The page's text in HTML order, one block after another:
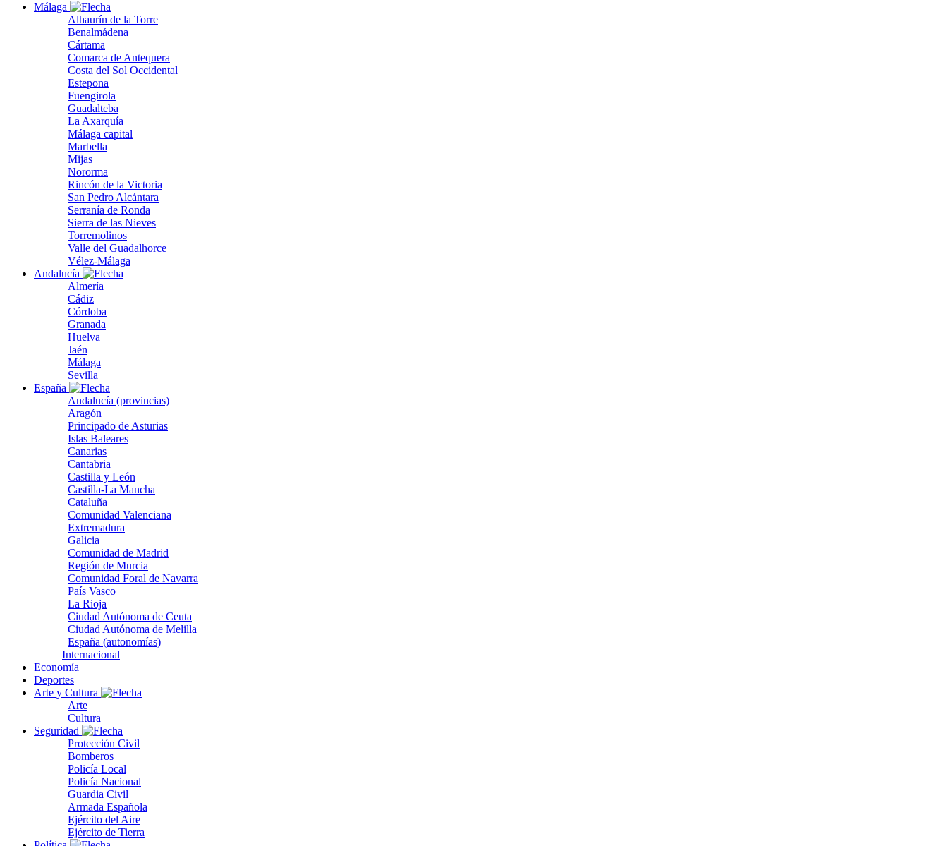
Málaga
Alhaurín de la Torre
Benalmádena
Cártama
Comarca de Antequera
Costa del Sol Occidental
Estepona
Fuengirola
Guadalteba
La Axarquía
Málaga capital
Marbella
Mijas
Nororma
Rincón de la Victoria
San Pedro Alcántara
Serranía de Ronda
Sierra de las Nieves
Torremolinos
Valle del Guadalhorce
Vélez-Málaga
Andalucía
Almería
Cádiz
Córdoba
Granada
Huelva
Jaén
Málaga
Sevilla
España
Andalucía (provincias)
Aragón
Principado de Asturias
Islas Baleares
Canarias
Cantabria
Castilla y León
Castilla-La Mancha
Cataluña
Comunidad Valenciana
Extremadura
Galicia
Comunidad de Madrid
Región de Murcia
Comunidad Foral de Navarra
País Vasco
La Rioja
Ciudad Autónoma de Ceuta
Ciudad Autónoma de Melilla
España (autonomías)
Internacional
Economía
Deportes
Arte y Cultura
Arte
Cultura
Seguridad
Protección Civil
Bomberos
Policía Local
Policía Nacional
Guardia Civil
Armada Española
Ejército del Aire
Ejército de Tierra